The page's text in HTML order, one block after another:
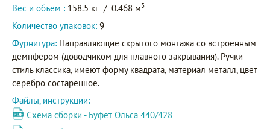
Вес и объем : 158.5 кг / 0.468 м3
Количество упаковок: 9
Фурнитура: Направляющие скрытого монтажа со встроенным
демпфером (доводчиком для плавного закрывания). Ручки -
стиль классика, имеют форму квадрата, материал металл, цвет
серебро состаренное.
Файлы, инструкции:
Схема сборки - Буфет Ольса 440/428